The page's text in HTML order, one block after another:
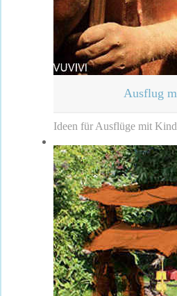
Ausflug
Ideen für Ausflüge mit